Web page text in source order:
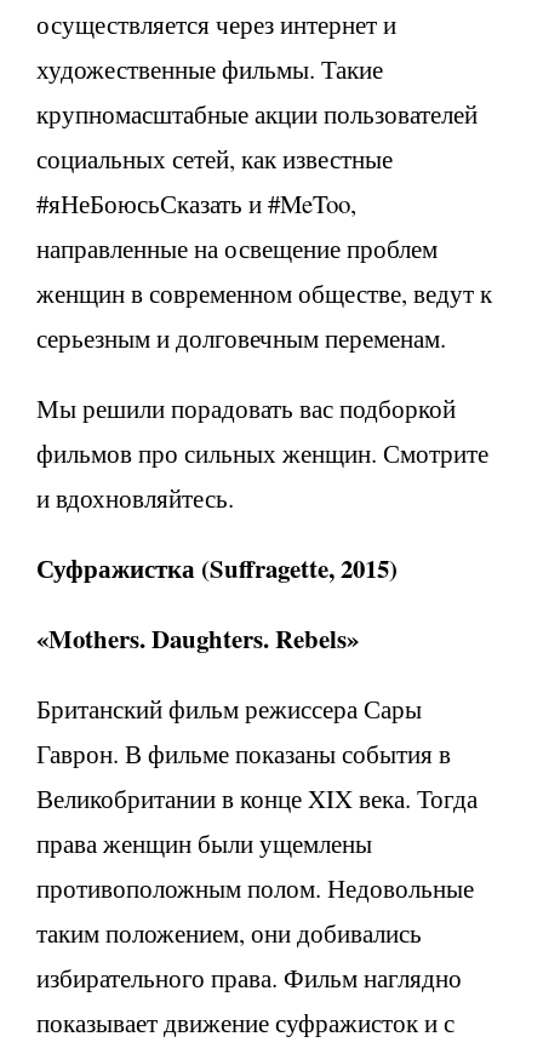
осуществляется через интернет и
художественные фильмы. Такие
крупномасштабные акции пользователей
социальных сетей, как известные
#яНеБоюсьСказать и #MeToo,
направленные на освещение проблем
женщин в современном обществе, ведут к
серьезным и долговечным переменам.
Мы решили порадовать вас подборкой
фильмов про сильных женщин. Смотрите
и вдохновляйтесь.
Суфражистка (Suffragette, 2015)
«Mothers.Daughters.Rebels»
Британский фильм режиссера Сары
Гаврон. В фильме показаны события в
Великобритании в конце XIX века. Тогда
права женщин были ущемлены
противоположным полом. Недовольные
таким положением, они добивались
избирательного права. Фильм наглядно
показывает движение суфражисток и с